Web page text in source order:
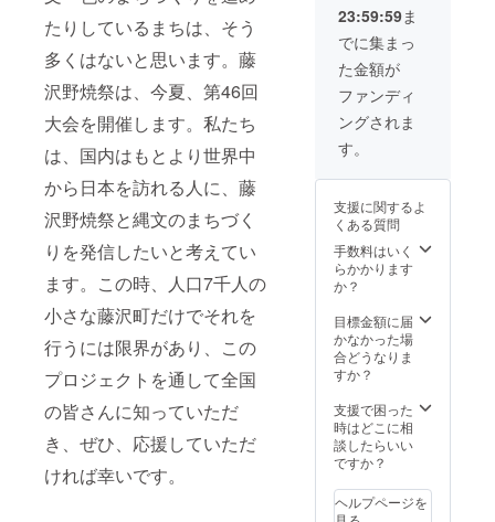
たりしているまちは、そう
多くはないと思います。藤
沢野焼祭は、今夏、第46回
大会を開催します。私たち
は、国内はもとより世界中
から日本を訪れる人に、藤
沢野焼祭と縄文のまちづく
りを発信したいと考えてい
ます。この時、人口7千人の
小さな藤沢町だけでそれを
行うには限界があり、この
プロジェクトを通して全国
の皆さんに知っていただ
き、ぜひ、応援していただ
ければ幸いです。
のラベ
ルに表
記され
ます。
商品開
封前に
は必ず
ターン
に貼付
された
ラベル
や注意
書きを
い。」
豆腐の
みそ漬
け〔製
造から7
日
間〕、
かけそ
〔未開
14日
間〕、
りんご
ジュー
ス〔製
年半〕
「原材
料及び
添加物
品表示
はお届
け商品
のラベ
記され
ます。
23:59:59ま
でに集まっ
た金額が
ファンディ
ングされま
す。
支援に関するよ
くある質問
手数料はいく
らかかります
か？
目標金額に届
かなかった場
合どうなりま
すか？
支援で困った
時はどこに相
談したらいい
ですか？
ヘルプページを